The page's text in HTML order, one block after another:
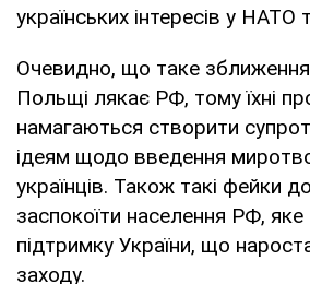
українських інтересів у НАТО
Очевидно, що таке зближення
Польщі лякає РФ, тому їхні
намагаються створити
ідеям щодо введення
українців. Також такі фейки
заспокоїти населення РФ, яке
підтримку України, що
заходу.